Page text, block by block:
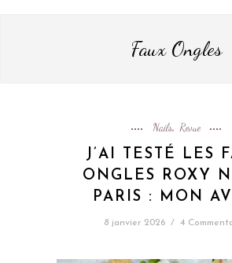
Faux Ongles
Nails, Revue
J’AI TESTÉ LES
ONGLES ROXY
PARIS : MON
8 janvier 2026 / 4